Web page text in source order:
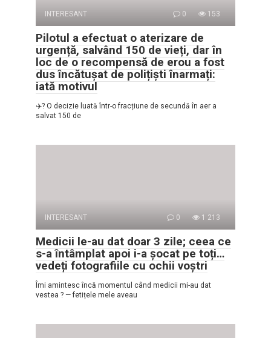
INTERESANT 0 153
Pilotul a efectuat o aterizare de
urgență, salvând 150 de vieți, dar în
loc de o recompensă de erou a fost
dus încătușat de polițiști înarmați:
iată motivul
✈️? O decizie luată într-o fracțiune de secundă în aer a
salvat 150 de
INTERESANT 0 1 213
Medicii le-au dat doar 3 zile; ceea ce
s-a întâmplat apoi i-a șocat pe toți…
vedeți fotografiile cu ochii voștri
Îmi amintesc încă momentul când medicii mi-au dat
vestea ? — fetițele mele aveau